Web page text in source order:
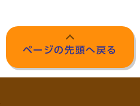
ページの先頭へ戻る